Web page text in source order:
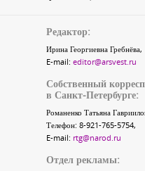
Редактор:
Ирина Георгиевна Гребнёва,
E-mail: editor@arsvest.ru
Собственный
в Санкт-Петербурге:
Романенко Татьяна
Телефон: 8-921-765-5754,
E-mail: rtg@narod.ru
Отдел рекламы: